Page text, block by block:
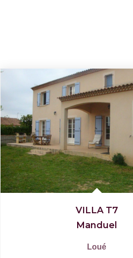
VILLA T7
Manduel
Loué